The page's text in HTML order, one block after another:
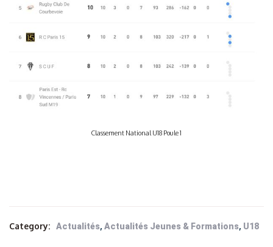
Classement National U18 Poule 1
Category: Actualités, Actualités Jeunes & Formations, U18